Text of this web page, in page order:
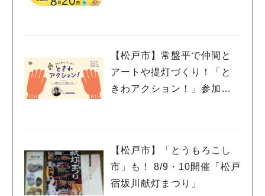
【松戸市】常盤平で仲間と
アートや提灯づくり！「と
きわアクション！」参加者
【松戸市】「とうもろこし
市」も！ 8/9・10開催「松戸
宿坂川献灯まつり」